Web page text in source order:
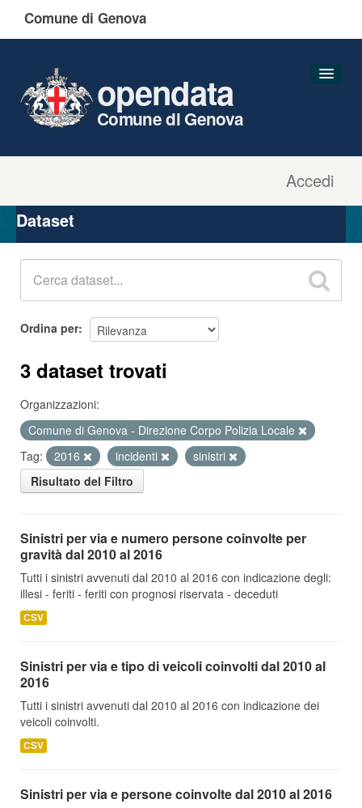
Comune di Genova
Accedi
opendata
Comune di Genova
Organizzazioni
Gruppi
Dataset
Ordina per
3 dataset trovati
Organizzazioni:
Comune di Genova - Direzione Corpo Polizia Locale
Tag:
2016 incidenti
sinistri
Risultato del Filtro
Sinistri per via e numero persone coinvolte per
gravità dal 2010 al 2016
Tutti i sinistri avvenuti dal 2010 al 2016 con indicazione degli:
illesi - feriti - feriti con prognosi riservata - deceduti
CSV
Sinistri per via e tipo di veicoli coinvolti dal 2010 al
2016
Tutti i sinistri avvenuti dal 2010 al 2016 con indicazione dei
veicoli coinvolti.
CSV
Sinistri per via e persone coinvolte dal 2010 al 2016